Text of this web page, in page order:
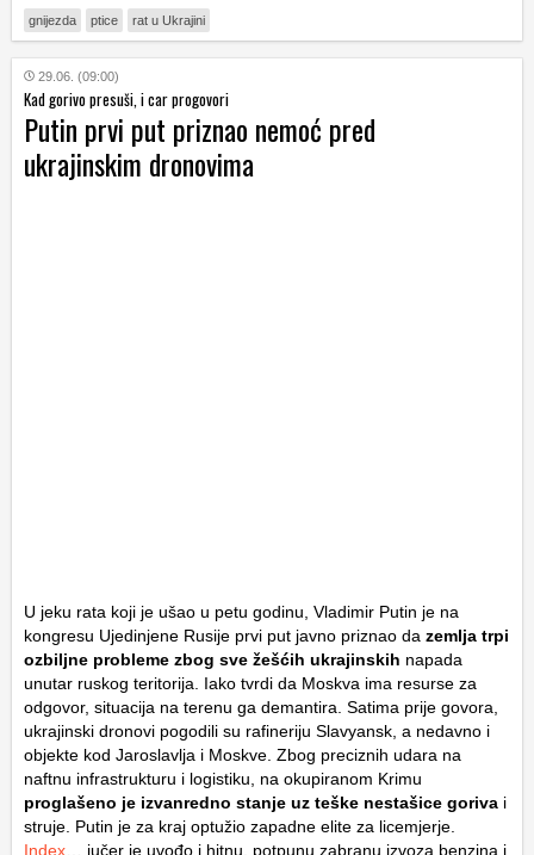
gnijezda ptice rat u Ukrajini
29.06. (09:00)
Kad gorivo presuši, i car progovori
Putin prvi put priznao nemoć pred
ukrajinskim dronovima
U jeku rata koji je ušao u petu godinu, Vladimir Putin je na
kongresu Ujedinjene Rusije prvi put javno priznao da zemlja trpi
ozbiljne probleme zbog sve žešćih ukrajinskih napada
unutar ruskog teritorija. Iako tvrdi da Moskva ima resurse za
odgovor, situacija na terenu ga demantira. Satima prije govora,
ukrajinski dronovi pogodili su rafineriju Slavyansk, a nedavno i
objekte kod Jaroslavlja i Moskve. Zbog preciznih udara na
naftnu infrastrukturu i logistiku, na okupiranom Krimu
proglašeno je izvanredno stanje uz teške nestašice goriva i
struje. Putin je za kraj optužio zapadne elite za licemjerje.
Index… jučer je uvođo i hitnu, potpunu zabranu izvoza benzina i